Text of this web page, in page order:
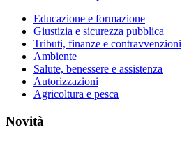
Educazione e formazione
Giustizia e sicurezza pubblica
Tributi, finanze e contravvenzioni
Ambiente
Salute, benessere e assistenza
Autorizzazioni
Agricoltura e pesca
Novità